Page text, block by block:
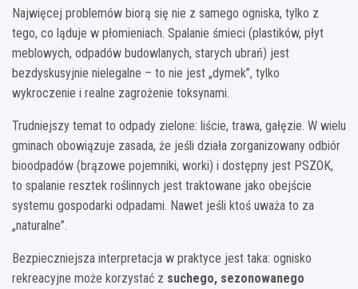
Najwięcej problemów biorą się nie z samego ogniska, tylko z
tego, co ląduje w płomieniach. Spalanie śmieci (plastików, płyt
meblowych, odpadów budowlanych, starych ubrań) jest
bezdyskusyjnie nielegalne – to nie jest „dymek”, tylko
wykroczenie i realne zagrożenie toksynami.
Trudniejszy temat to odpady zielone: liście, trawa, gałęzie. W wielu
gminach obowiązuje zasada, że jeśli działa zorganizowany odbiór
bioodpadów (brązowe pojemniki, worki) i dostępny jest PSZOK,
to spalanie resztek roślinnych jest traktowane jako obejście
systemu gospodarki odpadami. Nawet jeśli ktoś uważa to za
„naturalne”.
Bezpieczniejsza interpretacja w praktyce jest taka: ognisko
rekreacyjne może korzystać z suchego, sezonowanego